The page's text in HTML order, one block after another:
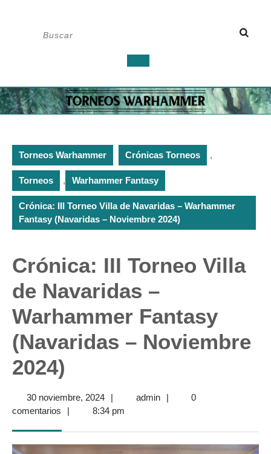
de
apertura
Torneos Warhammer Crónicas Torneos ,
Torneos , Warhammer Fantasy
Crónica: III Torneo Villa de Navaridas – Warhammer
Fantasy (Navaridas – Noviembre 2024)
Crónica: III Torneo Villa
de Navaridas –
Warhammer Fantasy
(Navaridas – Noviembre
2024)
30 noviembre, 202430
noviembre,
| adminadmin
|
0
comentarios
| 8:34 pm